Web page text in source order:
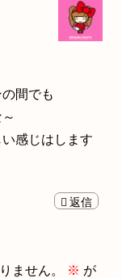
間でも
感じはします
返信
ません。 ※ が